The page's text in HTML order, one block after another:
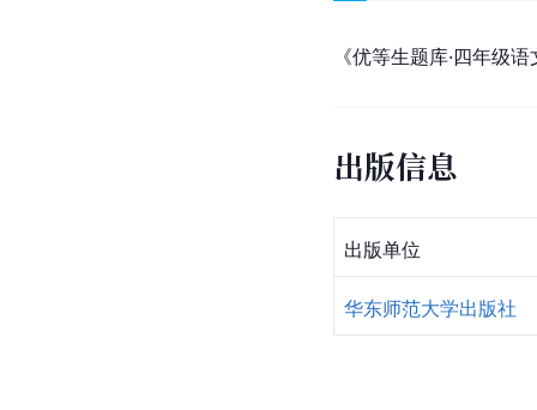
《优等生题库·四年级
出版信息
出版单位
华东师范大学出版社